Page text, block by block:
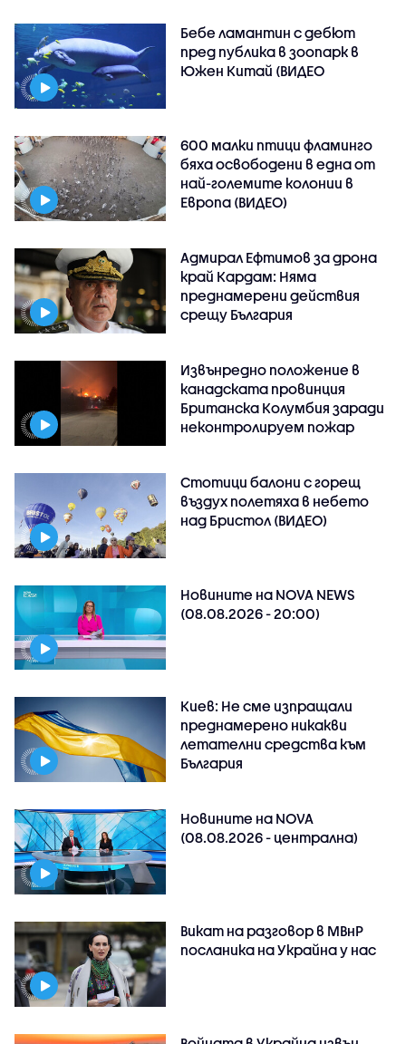
Бебе ламантин с дебют
пред публика в зоопарк в
Южен Китай (ВИДЕО
600 малки птици фламинго
бяха освободени в една от
най-големите колонии в
Европа (ВИДЕО)
Адмирал Ефтимов за дрона
край Кардам: Няма
преднамерени действия
срещу България
Извънредно положение в
канадската провинция
Британска Колумбия заради
неконтролируем пожар
Стотици балони с горещ
въздух полетяха в небето
над Бристол (ВИДЕО)
Новините на NOVA NEWS
(08.08.2026 - 20:00)
Киев: Не сме изпращали
преднамерено никакви
летателни средства към
България
Новините на NOVA
(08.08.2026 - централна)
Викат на разговор в МВнР
посланика на Украйна у нас